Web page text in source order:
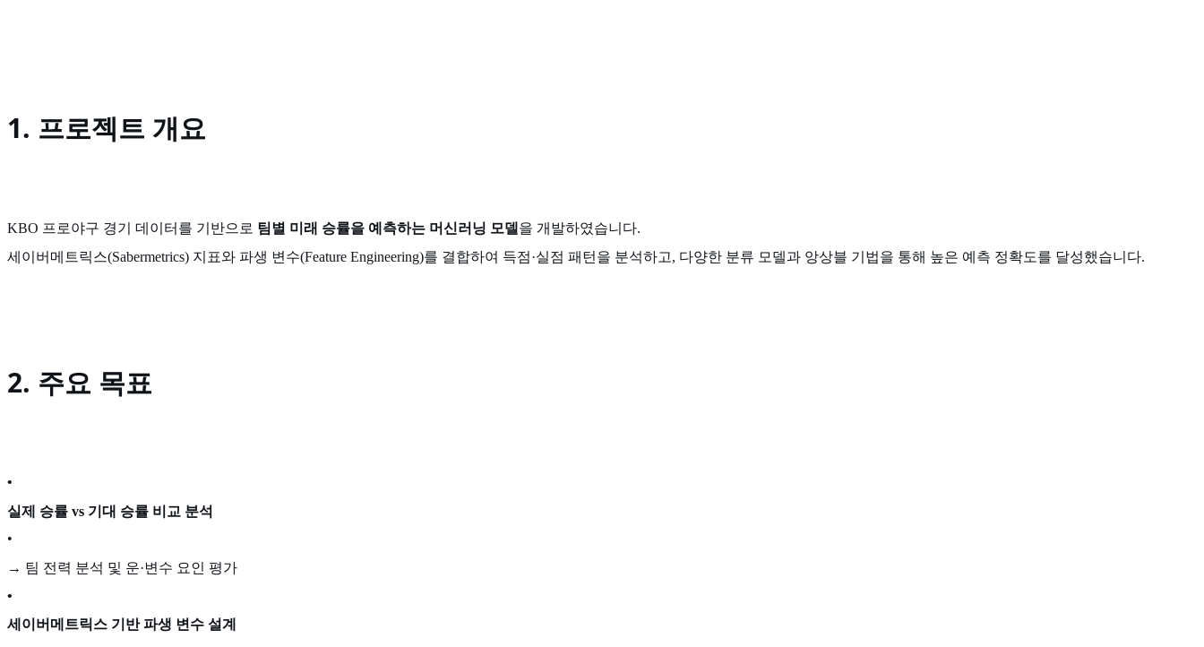
1. 프로젝트 개요
KBO 프로야구 경기 데이터를 기반으로 팀별 미래 승률을 예측하는 머신러닝 모델 을 개발하였습니다.
세이버메트릭스(Sabermetrics) 지표와 파생 변수(Feature Engineering)를 결합하여 득점·실점 패턴을 분석하고, 다양한 분류 모델과 앙상블 기법을 통해 높은 예측 정확도를 달성했습니다.
2. 주요 목표
•
실제 승률 vs 기대 승률 비교 분석
•
→ 팀 전력 분석 및 운·변수 요인 평가
•
세이버메트릭스 기반 파생 변수 설계